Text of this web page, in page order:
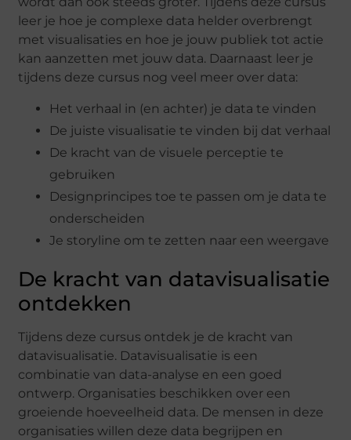
leer je hoe je complexe data helder overbrengt
met visualisaties en hoe je jouw publiek tot actie
kan aanzetten met jouw data. Daarnaast leer je
tijdens deze cursus nog veel meer over data:
Het verhaal in (en achter) je data te vinden
De juiste visualisatie te vinden bij dat verhaal
De kracht van de visuele perceptie te
gebruiken
Designprincipes toe te passen om je data te
onderscheiden
Je storyline om te zetten naar een weergave
De kracht van datavisualisatie
ontdekken
Tijdens deze cursus ontdek je de kracht van
datavisualisatie. Datavisualisatie is een
combinatie van data-analyse en een goed
ontwerp. Organisaties beschikken over een
groeiende hoeveelheid data. De mensen in deze
organisaties willen deze data begrijpen en